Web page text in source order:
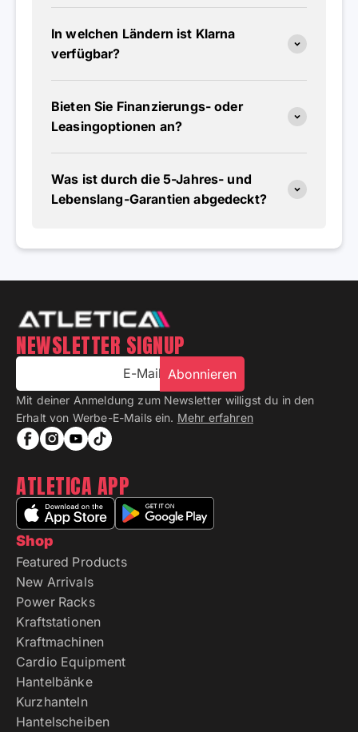
In welchen Ländern ist Klarna
verfügbar?
Bieten Sie Finanzierungs- oder
Leasingoptionen an?
Was ist durch die 5-Jahres- und
Lebenslang-Garantien abgedeckt?
Shop
Featured Products
New Arrivals
Power Racks
Kraftstationen
Kraftmachinen
Cardio Equipment
Hantelbänke
Kurzhanteln
Hantelscheiben
NEWSLETTER SIGNUP
E-Mail Abonnieren
Mit deiner Anmeldung zum Newsletter willigst du in den
Erhalt von Werbe-E-Mails ein. Mehr erfahren
ATLETICA APP